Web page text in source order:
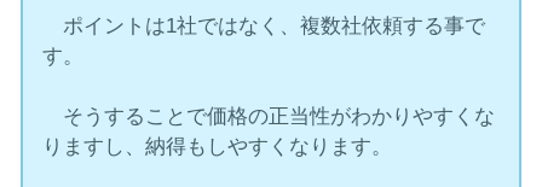
ポイントは1社ではなく、複数社依頼する事で
す。
そうすることで価格の正当性がわかりやすくな
りますし、納得もしやすくなります。